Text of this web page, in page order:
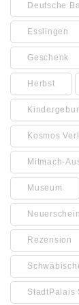
Deutsche
Esslingen
Geschenk
Herbst
Kosmos
Mitmach-
Museum
Rezension
StadtPalais